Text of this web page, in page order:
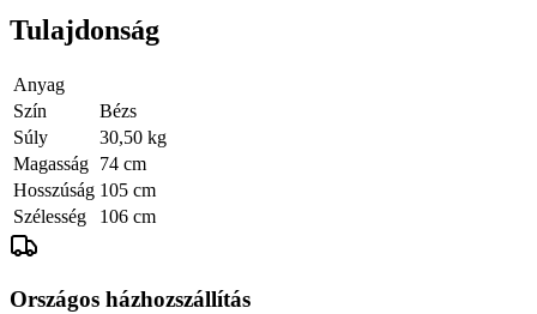
Tulajdonság
Anyag
Szín
Bézs
Súly
30,50 kg
Magasság 74 cm
Hosszúság 105 cm
Szélesség
106 cm
Országos házhozszállítás